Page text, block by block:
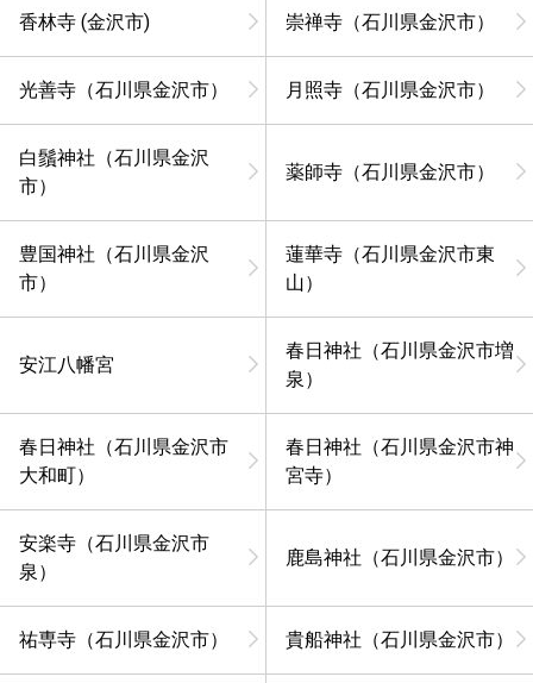
香林寺 (金沢市) 崇禅寺（石川県金沢市）
光善寺（石川県金沢市） 月照寺（石川県金沢市）
白鬚神社（石川県金沢
市）
薬師寺（石川県金沢市）
豊国神社（石川県金沢
市）
蓮華寺（石川県金沢市東
山）
安江八幡宮
春日神社（石川県金沢市増
泉）
春日神社（石川県金沢市
大和町）
春日神社（石川県金沢市神
宮寺）
安楽寺（石川県金沢市
泉）
鹿島神社（石川県金沢市）
祐専寺（石川県金沢市） 貴船神社（石川県金沢市）